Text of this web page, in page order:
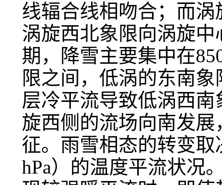
线辐合线相吻合；而
涡旋西北象限向涡旋
期，降雪主要集中在
限之间，低涡的东南
层冷平流导致低涡西
旋西侧的流场向南发
征。雨雪相态的转变取
hPa）的温度平流状况